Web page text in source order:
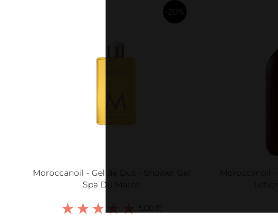
-20%
Moroccanoil - Gel de Dus - Shower Gel
Spa Du Maroc
Moroccanoil